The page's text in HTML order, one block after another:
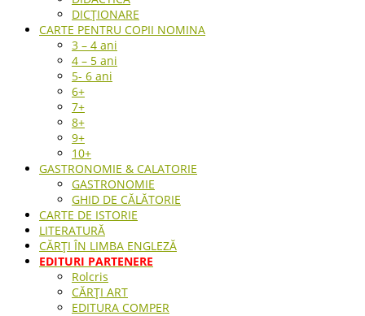
DICȚIONARE
CARTE PENTRU COPII NOMINA
3 – 4 ani
4 – 5 ani
5- 6 ani
6+
7+
8+
9+
10+
GASTRONOMIE & CALATORIE
GASTRONOMIE
GHID DE CĂLĂTORIE
CARTE DE ISTORIE
LITERATURĂ
CĂRȚI ÎN LIMBA ENGLEZĂ
EDITURI PARTENERE
Rolcris
CĂRȚI ART
EDITURA COMPER